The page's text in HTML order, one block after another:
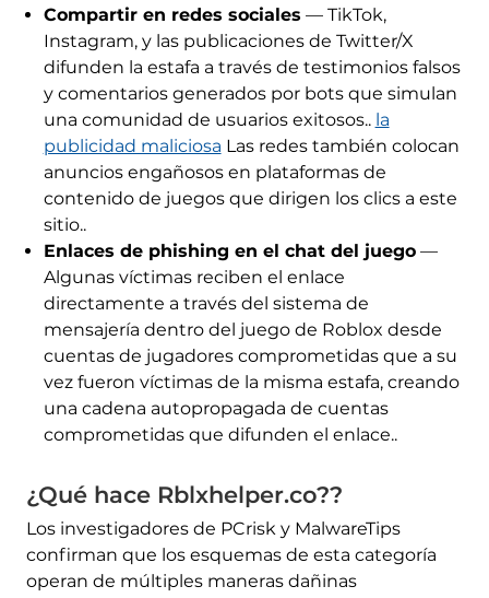
Compartir en redes sociales — TikTok,
Instagram, y las publicaciones de Twitter/X
difunden la estafa a través de testimonios falsos
y comentarios generados por bots que simulan
una comunidad de usuarios exitosos.. la
publicidad maliciosa Las redes también colocan
anuncios engañosos en plataformas de
contenido de juegos que dirigen los clics a este
sitio..
Enlaces de phishing en el chat del juego—
Algunas víctimas reciben el enlace
directamente a través del sistema de
mensajería dentro del juego de Roblox desde
cuentas de jugadores comprometidas que a su
vez fueron víctimas de la misma estafa, creando
una cadena autopropagada de cuentas
comprometidas que difunden el enlace..
¿Qué hace Rblxhelper.co??
Los investigadores de PCrisk y MalwareTips
confirman que los esquemas de esta categoría
operan de múltiples maneras dañinas